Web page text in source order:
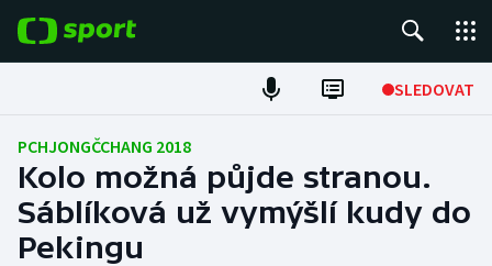
SLEDOVAT
Fotbal
Hokej
Tenis
PCHJONGČCHANG 2018
Kolo možná půjde stranou.
Sáblíková už vymýšlí kudy do
Pekingu